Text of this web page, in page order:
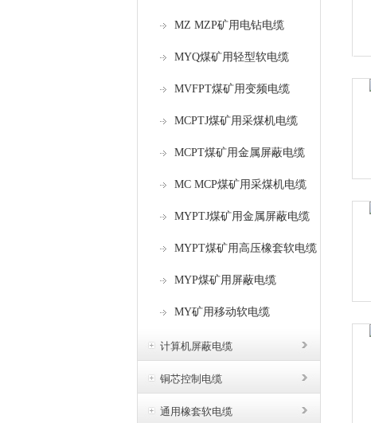
MZ MZP矿用电钻电缆
MYQ煤矿用轻型软电缆
MVFPT煤矿用变频电缆
MCPTJ煤矿用采煤机电缆
MCPT煤矿用金属屏蔽电缆
MC MCP煤矿用采煤机电缆
MYPTJ煤矿用金属屏蔽电缆
MYPT煤矿用高压橡套软电缆
MYP煤矿用屏蔽电缆
MY矿用移动软电缆
计算机屏蔽电缆
铜芯控制电缆
通用橡套软电缆